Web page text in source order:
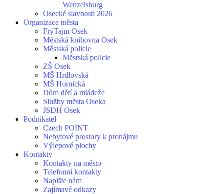
Wenzelsburg
Osecké slavnosti 2026
Organizace města
FrýTajm Osek
Městská knihovna Osek
Městská policie
Městská policie
ZŠ Osek
MŠ Hrdlovská
MŠ Hornická
Dům dětí a mládeže
Služby města Oseka
JSDH Osek
Podnikatel
Czech POINT
Nebytové prostory k pronájmu
Výlepové plochy
Kontakty
Kontakty na město
Telefonní kontakty
Napište nám
Zajímavé odkazy